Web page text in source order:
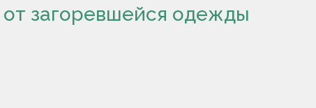
загоревшейся одежды